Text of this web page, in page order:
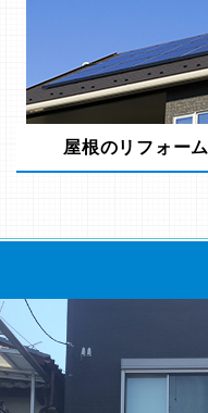
屋根のリフォーム